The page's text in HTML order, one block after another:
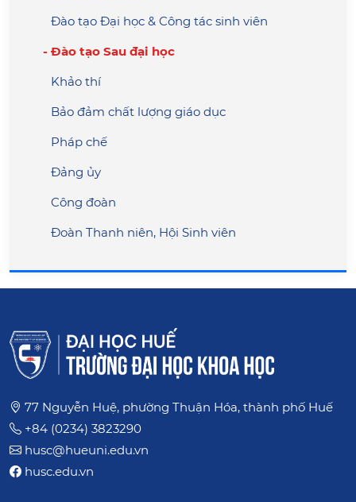
Đào tạo Đại học & Công tác sinh viên
Đào tạo Sau đại học
Khảo thí
Bảo đảm chất lượng giáo dục
Pháp chế
Đảng ủy
Công đoàn
Đoàn Thanh niên, Hội Sinh viên
77 Nguyễn Huệ, phường Thuận Hóa, thành phố Huế
+84 (0234) 3823290
husc@hueuni.edu.vn
husc.edu.vn